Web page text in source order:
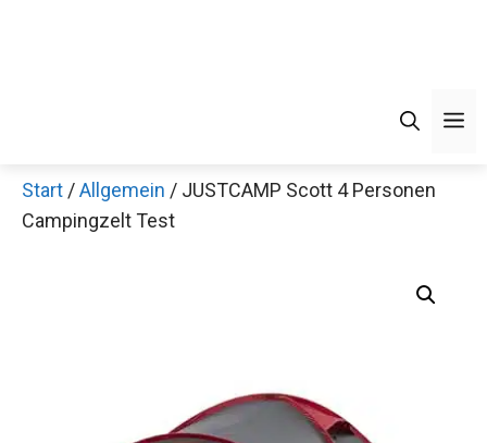
Start /Allgemein / JUSTCAMP Scott 4 Personen
Campingzelt Test